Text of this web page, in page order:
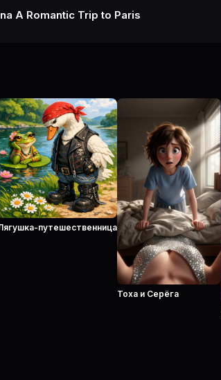
A Romantic Trip to Paris
путешественница
Тоха и Серёга